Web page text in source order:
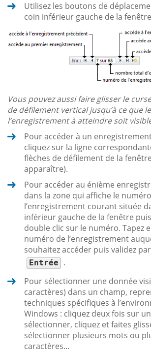
Utilisez les boutons de
coin inférieur gauche de la
Vous pouvez aussi faire glisser le
de défilement vertical jusqu’à ce que
l’enregistrement à atteindre soit
Pour accéder à un
cliquez sur la ligne
flèches de défilement de la
apparaître).
Pour accéder au énième
dans la zone qui affiche le
l’enregistrement courant située
inférieur gauche de la fenêtre
double clic sur le numéro. Tapez
numéro de l’enregistrement
souhaitez accéder puis validez
Entrée
.
Pour sélectionner une donnée
caractères) dans un champ,
techniques spécifiques à
Windows : cliquez deux fois sur
sélectionner, cliquez et faites
sélectionner plusieurs mots ou
caractères...